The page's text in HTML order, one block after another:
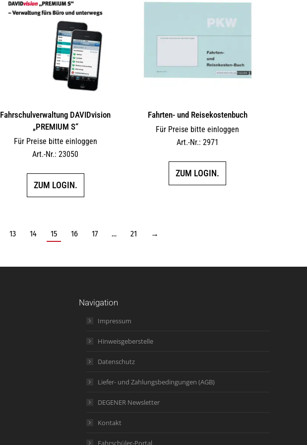
Fahrschulverwaltung DAVIDvision
„PREMIUM S“
Für Preise bitte einloggen
Art.-Nr.: 23050
ZUM LOGIN.
Fahrten- und Reisekostenbuch
Für Preise bitte einloggen
Art.-Nr.: 2971
ZUM LOGIN.
13 14 15 16 17 … 21 →
Navigation
Impressum
Hinweisgeberstelle
Datenschutz
Liefer- und Zahlungsbedingungen (AGB)
DEGENER Newsletter
Kontakt
Fahrschüler-Portal